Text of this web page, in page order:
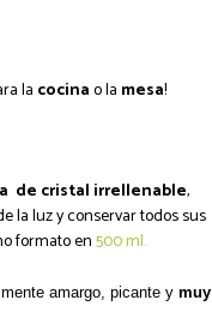
la cocinao la mesa!
de cristal irrellenable,
la luz y conservar todos sus
formato en500 ml.
amargo, picante ymuy